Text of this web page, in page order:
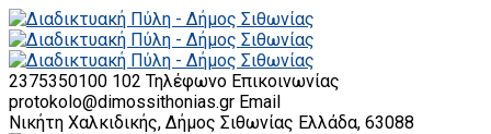
2375350100 102 Τηλέφωνο Επικοινωνίας
protokolo@dimossithonias.gr Email
Νικήτη Χαλκιδικής, Δήμος Σιθωνίας Ελλάδα, 63088